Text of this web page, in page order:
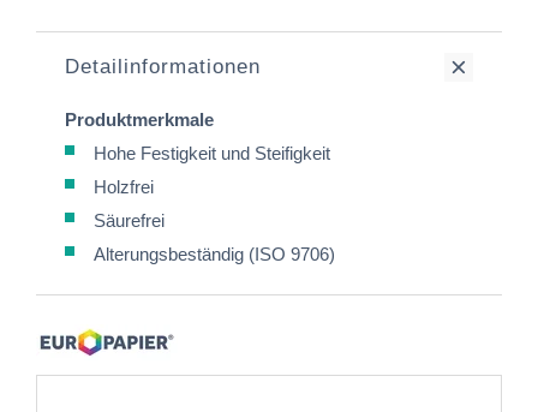
Detailinformationen
Produktmerkmale
Hohe Festigkeit und Steifigkeit
Holzfrei
Säurefrei
Alterungsbeständig (ISO 9706)